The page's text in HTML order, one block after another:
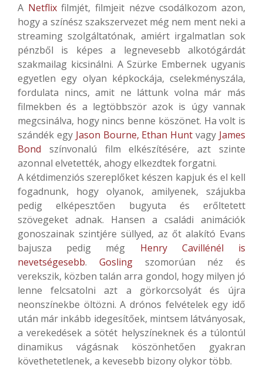
A Netflixfilmjét, filmjeit nézve csodálkozom azon,
hogy a színész szakszervezet még nem ment neki a
streaming szolgáltatónak, amiért irgalmatlan sok
pénzből is képes a legnevesebb alkotógárdát
szakmailag kicsinálni. A Szürke Embernek ugyanis
egyetlen egy olyan képkockája, cselekményszála,
fordulata nincs, amit ne láttunk volna már más
filmekben és a legtöbbször azok is úgy vannak
megcsinálva, hogy nincs benne köszönet. Ha volt is
szándék egy Jason Bourne, Ethan Hunt vagy James
Bond színvonalú film elkészítésére, azt szinte
azonnal elvetették, ahogy elkezdtek forgatni.
A kétdimenziós szereplőket készen kapjuk és el kell
fogadnunk, hogy olyanok, amilyenek, szájukba
pedig elképesztően bugyuta és erőltetett
szövegeket adnak. Hansen a családi animációk
gonoszainak szintjére süllyed, az őt alakító Evans
bajusza pedig még Henry Cavillénél is
nevetségesebb. Goslingszomorúan néz és
verekszik, közben talán arra gondol, hogy milyen jó
lenne felcsatolni azt a görkorcsolyát és újra
neonszínekbe öltözni. A drónos felvételek egy idő
után már inkább idegesítőek, mintsem látványosak,
a verekedések a sötét helyszíneknek és a túlontúl
dinamikus vágásnak köszönhetően gyakran
követhetetlenek, a kevesebb bizony olykor több.